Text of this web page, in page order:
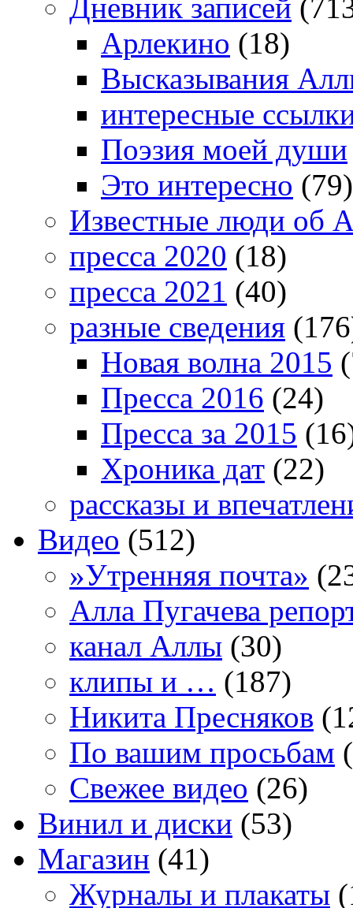
Дневник записей
Арлекино (18)
Высказывания
интересные
Поэзия моей души
Это интересно (79)
Известные люди об
пресса 2020 (18)
пресса 2021 (40)
разные сведения
Новая волна 2015
Пресса 2016 (24)
Пресса за 2015
Хроника дат (22)
рассказы и
Видео (512)
»Утренняя почта»
Алла Пугачева
канал Аллы (30)
клипы и … (187)
Никита Пресняков
По вашим просьбам
Свежее видео (26)
Винил и диски (53)
Магазин (41)
Журналы и плакаты